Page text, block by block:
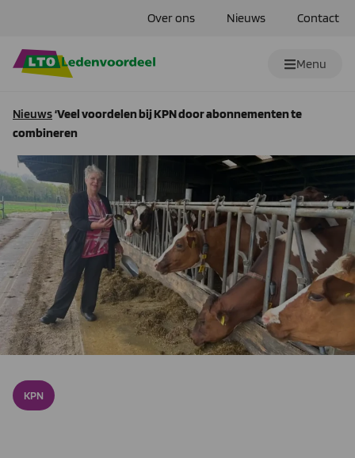
Over ons Nieuws Contact
Menu
Nieuws‘Veel voordelen bij KPN door abonnementen te
combineren
KPN